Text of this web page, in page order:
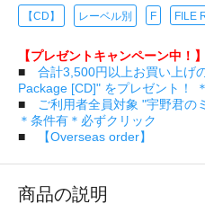
【CD】 レーベル別 F FILE
【プレゼントキャンペーン中！】
■ 合計3,500円以上お買い上げ
Package [CD]" をプレゼント！
■
ご利用者全員対象 "宇野君の
＊条件有＊必ずクリック
■
【Overseas order】
商品の説明